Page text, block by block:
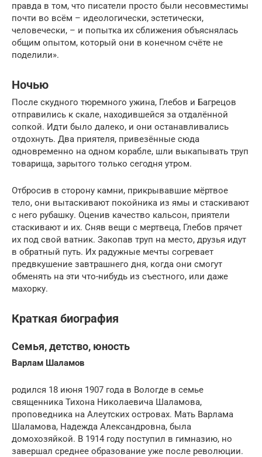
правда в том, что писатели просто были несовместимы
почти во всём – идеологически, эстетически,
человечески, – и попытка их сближения объяснялась
общим опытом, который они в конечном счёте не
поделили».
Ночью
После скудного тюремного ужина, Глебов и Багрецов
отправились к скале, находившейся за отдалённой
сопкой. Идти было далеко, и они останавливались
отдохнуть. Два приятеля, привезённые сюда
одновременно на одном корабле, шли выкапывать труп
товарища, зарытого только сегодня утром.
Отбросив в сторону камни, прикрывавшие мёртвое
тело, они вытаскивают покойника из ямы и стаскивают
с него рубашку. Оценив качество кальсон, приятели
стаскивают и их. Сняв вещи с мертвеца, Глебов прячет
их под свой ватник. Закопав труп на место, друзья идут
в обратный путь. Их радужные мечты согревает
предвкушение завтрашнего дня, когда они смогут
обменять на эти что-нибудь из съестного, или даже
махорку.
Краткая биография
Семья, детство, юность
Варлам Шаламов
родился 18 июня 1907 года в Вологде в семье
священника Тихона Николаевича Шаламова,
проповедника на Алеутских островах. Мать Варлама
Шаламова, Надежда Александровна, была
домохозяйкой. В 1914 году поступил в гимназию, но
завершал среднее образование уже после революции.